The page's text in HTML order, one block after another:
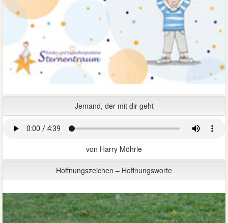
Jemand, der mit dir geht
von Harry Möhrle
Hoffnungszeichen – Hoffnungsworte